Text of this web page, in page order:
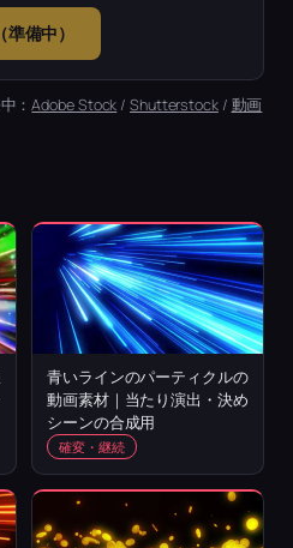
備中）
：Adobe Stock /Shutterstock/ 動画
青いラインのパーティクルの
動画素材｜当たり演出・決め
シーンの合成用
確変・継続